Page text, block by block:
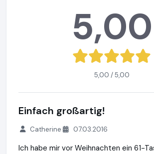
5,00
5,00 / 5,00
Einfach großartig!
Catherine 07.03.2016
Ich habe mir vor Weihnachten ein 61-